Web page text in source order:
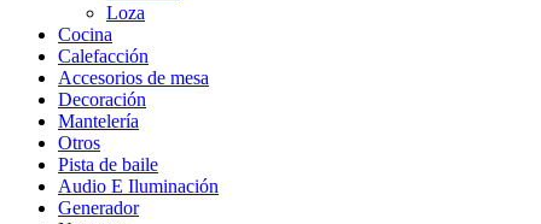
Loza
Cocina
Calefacción
Accesorios de mesa
Decoración
Mantelería
Otros
Pista de baile
Audio E Iluminación
Generador